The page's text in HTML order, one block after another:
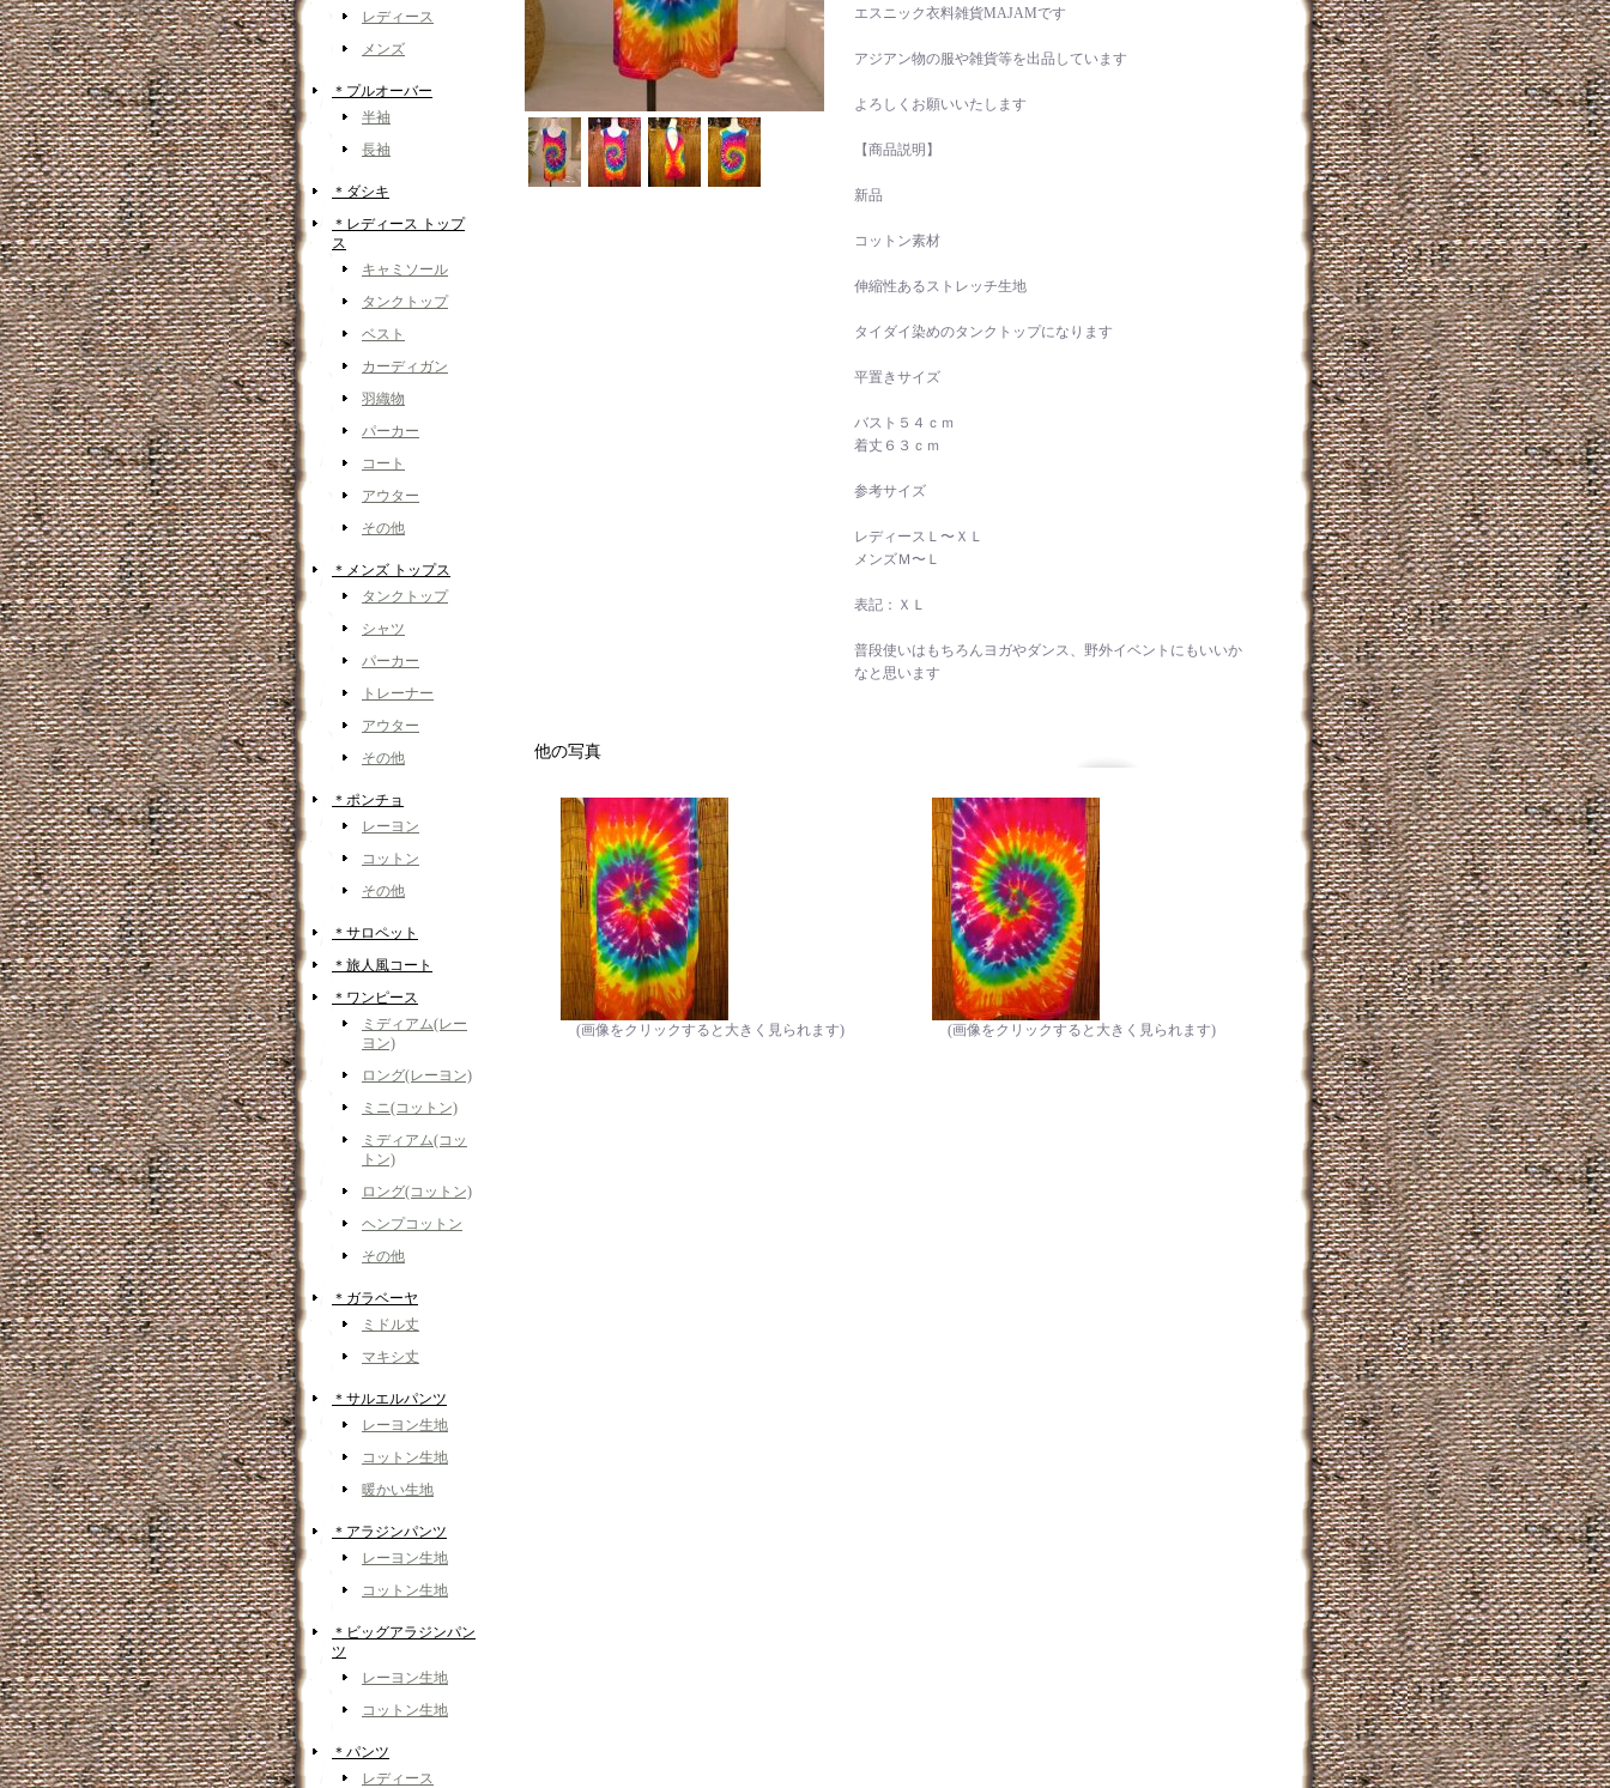
レディース
メンズ
＊プルオーバー
半袖
長袖
＊ダシキ
＊レディース トップ
ス
キャミソール
タンクトップ
ベスト
カーディガン
羽織物
パーカー
コート
アウター
その他
＊メンズ トップス
タンクトップ
シャツ
パーカー
トレーナー
アウター
その他
＊ポンチョ
レーヨン
コットン
その他
＊サロペット
＊旅人風コート
＊ワンピース
ミディアム(レー
ヨン)
ロング(レーヨン)
ミニ(コットン)
ミディアム(コッ
トン)
ロング(コットン)
ヘンプコットン
その他
＊ガラベーヤ
ミドル丈
マキシ丈
＊サルエルパンツ
レーヨン生地
コットン生地
暖かい生地
＊アラジンパンツ
レーヨン生地
コットン生地
＊ビッグアラジンパン
ツ
レーヨン生地
コットン生地
＊パンツ
レディース
エスニック衣料雑貨MAJAMです
アジアン物の服や雑貨等を出品しています
よろしくお願いいたします
【商品説明】
新品
コットン素材
伸縮性あるストレッチ生地
タイダイ染めのタンクトップになります
平置きサイズ
バスト５４ｃｍ
着丈６３ｃｍ
参考サイズ
レディースＬ〜ＸＬ
メンズＭ〜Ｌ
表記：ＸＬ
普段使いはもちろんヨガやダンス、野外イベントにもいいか
なと思います
他の写真
(画像をクリックすると大きく見られます) (画像をクリックすると大きく見られます)